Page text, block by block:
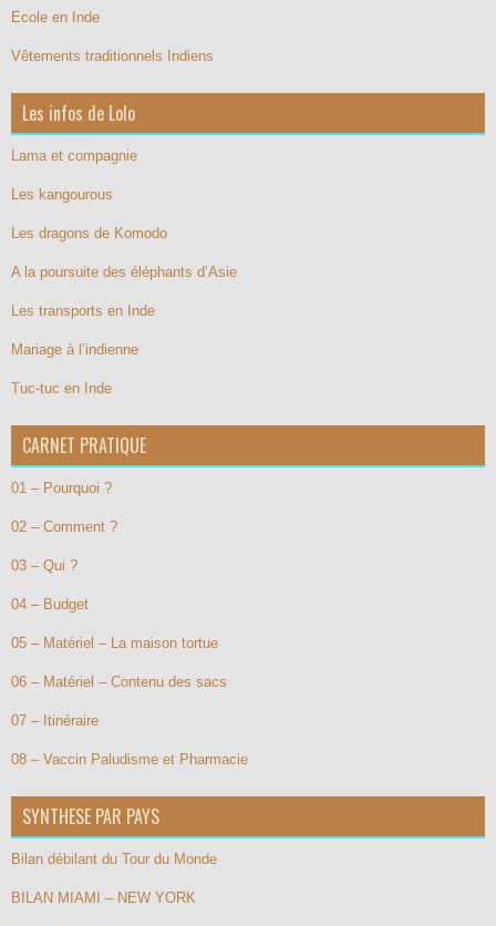
Ecole en Inde
Vêtements traditionnels Indiens
Les infos de Lolo
Lama et compagnie
Les kangourous
Les dragons de Komodo
A la poursuite des éléphants d’Asie
Les transports en Inde
Mariage à l’indienne
Tuc-tuc en Inde
CARNET PRATIQUE
01 – Pourquoi ?
02 – Comment ?
03 – Qui ?
04 – Budget
05 – Matériel – La maison tortue
06 – Matériel – Contenu des sacs
07 – Itinéraire
08 – Vaccin Paludisme et Pharmacie
SYNTHESE PAR PAYS
Bilan débilant du Tour du Monde
BILAN MIAMI – NEW YORK